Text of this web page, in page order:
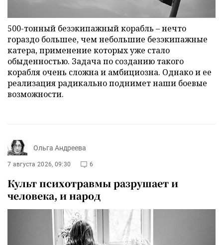
500-тонный безэкипажный корабль – нечто
гораздо большее, чем небольшие безэкипажные
катера, применение которых уже стало
обыденностью. Задача по созданию такого
корабля очень сложна и амбициозна. Однако и ее
реализация радикально поднимет наши боевые
возможности.
Ольга Андреева
7 августа 2026, 09:30 6
Культ психотравмы разрушает и
человека, и народ